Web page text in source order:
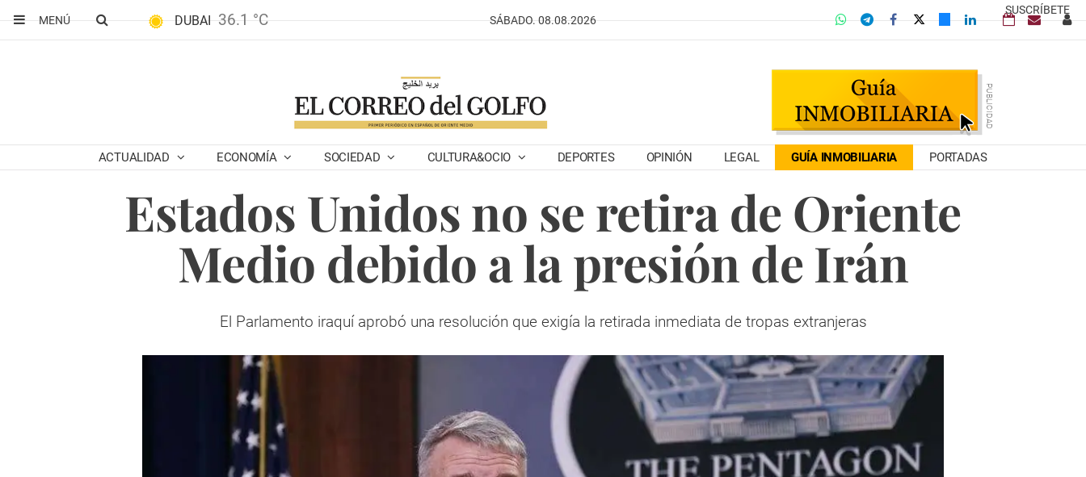
SUSCRÍBETE
MENÚ
DUBAI 36.1 °C SÁBADO. 08.08.2026
ACTUALIDAD ECONOMÍA SOCIEDAD CULTURA&OCIO DEPORTES OPINIÓN LEGAL GUÍA INMOBILIARIA PORTADAS
Estados Unidos no se retira de Oriente
Medio debido a la presión de Irán
El Parlamento iraquí aprobó una resolución que exigía la retirada inmediata de tropas extranjeras